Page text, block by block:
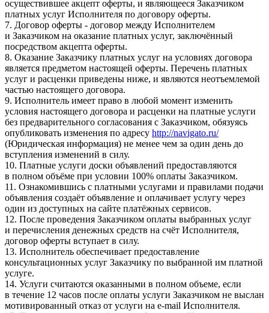
осуществившее акцепт оферты, и являющееся Заказчиком
платных услуг Исполнителя по договору оферты.
7. Договор оферты - договор между Исполнителем
и Заказчиком на оказание платных услуг, заключённый
посредством акцепта оферты.
8. Оказание Заказчику платных услуг на условиях договора
является предметом настоящей оферты. Перечень платных
услуг и расценки приведены ниже, и являются неотъемлемой
частью настоящего договора.
9. Исполнитель имеет право в любой момент изменить
условия настоящего договора и расценки на платные услуги
без предварительного согласования с Заказчиком, обязуясь
опубликовать изменения по адресу http://navigato.ru/
(Юридическая информация) не менее чем за один день до
вступления изменений в силу.
10. Платные услуги доски объявлений предоставляются
в полном объёме при условии 100% оплаты Заказчиком.
11. Ознакомившись с платными услугами и правилами подачи
объявления создаёт объявление и оплачивает услугу через
один из доступных на сайте платёжных сервисов.
12. После проведения Заказчиком оплаты выбранных услуг
и перечисления денежных средств на счёт Исполнителя,
договор оферты вступает в силу.
13. Исполнитель обеспечивает предоставление
консультационных услуг Заказчику по выбранной им платной
услуге.
14. Услуги считаются оказанными в полном объеме, если
в течение 12 часов после оплаты услуги Заказчиком не выслан
мотивированный отказ от услуги на e-mail Исполнителя.